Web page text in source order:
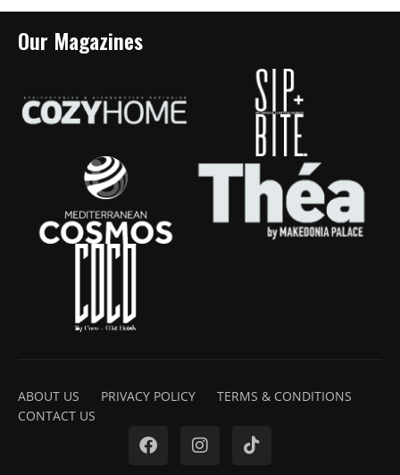
Our Magazines
ABOUT US PRIVACY POLICY
TERMS & CONDITIONS
CONTACT US